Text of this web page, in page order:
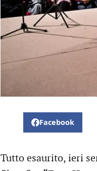
Facebook
Tutto esaurito, ieri